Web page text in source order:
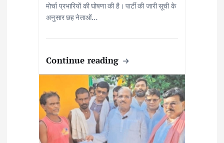
मोर्चा प्रभारियों की घोषणा की है। पार्टी की जारी सूची के
अनुसार छह नेताओं…
Continue reading